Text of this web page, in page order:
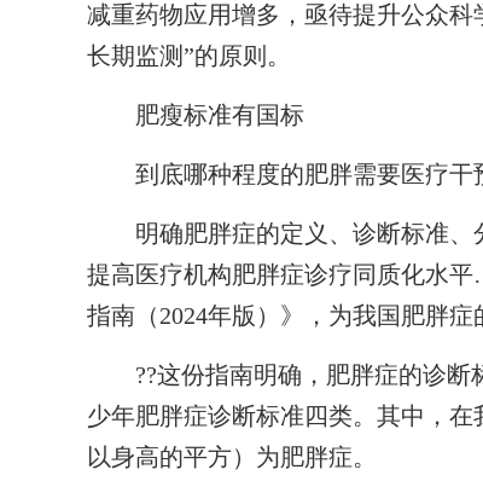
减重药物应用增多，亟待提升公众科
长期监测”的原则。
肥瘦标准有国标
到底哪种程度的肥胖需要医疗干
明确肥胖症的定义、诊断标准、
提高医疗机构肥胖症诊疗同质化水
指南（2024年版）》，为我国肥胖症
??这份指南明确，肥胖症的诊断
少年肥胖症诊断标准四类。其中，
以身高的平方）为肥胖症。